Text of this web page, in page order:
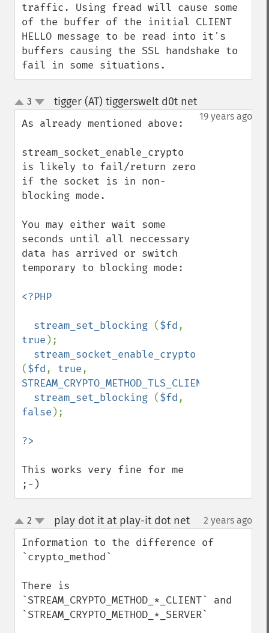
traffic. Using fread will cause some
of the buffer of the initial CLIENT
HELLO message to be read into it's
buffers causing the SSL handshake to
fail in some situations.
up
down
3 tigger (AT) tiggerswelt d0t net¶
19 years ago
As already mentioned above:
stream_socket_enable_crypto
is likely to fail/return zero
if the socket is in non-
blocking mode.
You may either wait some
seconds until all neccessary
data has arrived or switch
temporary to blocking mode:
<?PHP
  stream_set_blocking
($fd
true );
($fd, true
STREAM_CRYPTO_METHOD_TLS_CLIENT
stream_set_blocking ($fd
false );
This works very fine for me
;-)
up
down
2 play dot it at play-it dot net¶ 2 years ago
Information to the difference of
`crypto_method`
There is
`STREAM_CRYPTO_METHOD_*_CLIENT` and
`STREAM_CRYPTO_METHOD_*_SERVER`